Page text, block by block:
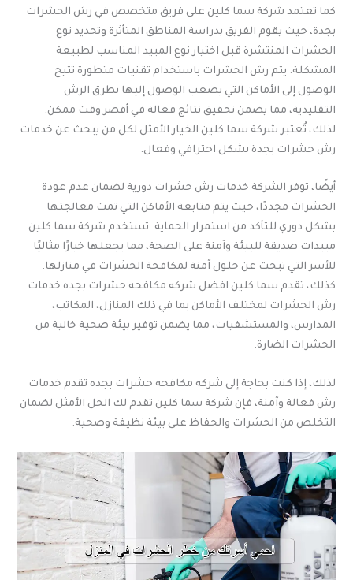
كما تعتمد شركة سما كلين على فريق متخصص في رش الحشرات
بجدة، حيث يقوم الفريق بدراسة المناطق المتأثرة وتحديد نوع
الحشرات المنتشرة قبل اختيار نوع المبيد المناسب لطبيعة
المشكلة. يتم رش الحشرات باستخدام تقنيات متطورة تتيح
الوصول إلى الأماكن التي يصعب الوصول إليها بطرق الرش
التقليدية، مما يضمن تحقيق نتائج فعالة في أقصر وقت ممكن.
لذلك، تُعتبر شركة سما كلين الخيار الأمثل لكل من يبحث عن خدمات
رش حشرات بجدة بشكل احترافي وفعال.
أيضًا، توفر الشركة خدمات رش حشرات دورية لضمان عدم عودة
الحشرات مجددًا، حيث يتم متابعة الأماكن التي تمت معالجتها
بشكل دوري للتأكد من استمرار الحماية. تستخدم شركة سما كلين
مبيدات صديقة للبيئة وآمنة على الصحة، مما يجعلها خيارًا مثاليًا
للأسر التي تبحث عن حلول آمنة لمكافحة الحشرات في منازلها.
كذلك، تقدم سما كلين افضل شركه مكافحه حشرات بجده خدمات
رش الحشرات لمختلف الأماكن بما في ذلك المنازل، المكاتب،
المدارس، والمستشفيات، مما يضمن توفير بيئة صحية خالية من
الحشرات الضارة.
لذلك، إذا كنت بحاجة إلى شركه مكافحه حشرات بجده تقدم خدمات
رش فعالة وآمنة، فإن شركة سما كلين تقدم لك الحل الأمثل لضمان
التخلص من الحشرات والحفاظ على بيئة نظيفة وصحية.